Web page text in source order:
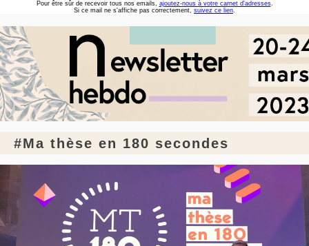
Pour être sûr de recevoir tous nos emails, ajoutez-nous à votre carnet d'adresses.
Si ce mail ne s'affiche pas correctement, suivez ce lien.
#Ma thèse en 180 secondes